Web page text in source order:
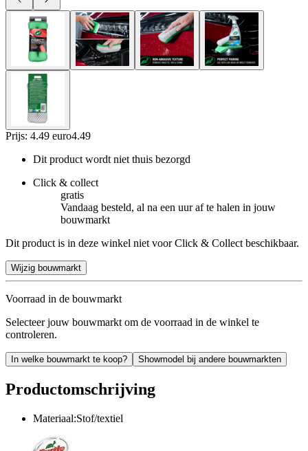
Prijs: 4.49 euro4.49
Dit product wordt niet thuis bezorgd
Click & collect
gratis
Vandaag besteld, al na een uur af te halen in jouw
bouwmarkt
Dit product is in deze winkel niet voor Click & Collect beschikbaar.
Wijzig bouwmarkt
Voorraad in de bouwmarkt
Selecteer jouw bouwmarkt om de voorraad in de winkel te
controleren.
In welke bouwmarkt te koop? Showmodel bij andere bouwmarkten
Productomschrijving
Materiaal:Stof/textiel